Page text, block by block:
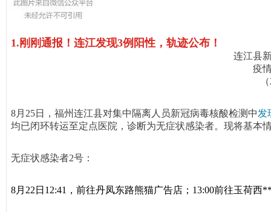
1.刚刚通报！连江发现3例阳性，轨迹公布！
连江县
疫
8月25日，福州连江县对集中隔离人员新冠病毒核酸检测中发
均已闭环转运至定点医院，诊断为无症状感染者。现将基本
无症状感染者2号：
8月22日12:41，前往丹凤东路熊猫广告店；13:00前往玉荷